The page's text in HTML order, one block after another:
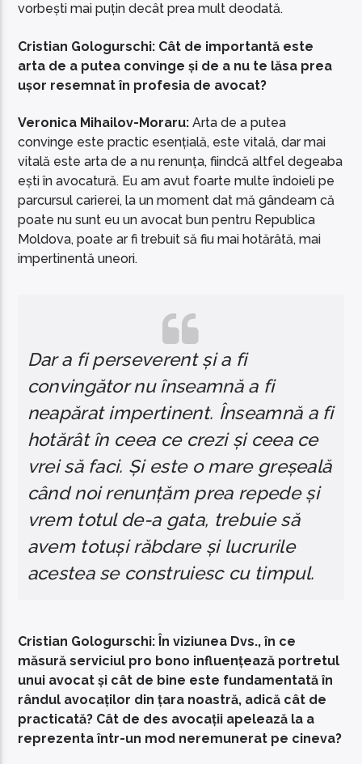
vorbești mai puțin decât prea mult deodată.
Cristian Gologurschi: Cât de importantă este
arta de a putea convinge și de a nu te lăsa prea
ușor resemnat în profesia de avocat?
Veronica Mihailov-Moraru:Arta de a putea
convinge este practic esențială, este vitală, dar mai
vitală este arta de a nu renunța, fiindcă altfel degeaba
ești în avocatură. Eu am avut foarte multe îndoieli pe
parcursul carierei, la un moment dat mă gândeam că
poate nu sunt eu un avocat bun pentru Republica
Moldova, poate ar fi trebuit să fiu mai hotărâtă, mai
impertinentă uneori.
Dar a fi perseverent și a fi
convingător nu înseamnă a fi
neapărat impertinent. Înseamnă a fi
hotărât în ceea ce crezi și ceea ce
vrei să faci. Și este o mare greșeală
când noi renunțăm prea repede și
vrem totul de-a gata, trebuie să
avem totuși răbdare și lucrurile
acestea se construiesc cu timpul.
Cristian Gologurschi: În viziunea Dvs., în ce
măsură serviciul pro bono influențează portretul
unui avocat și cât de bine este fundamentată în
rândul avocaților din țara noastră, adică cât de
practicată? Cât de des avocații apelează la a
reprezenta într-un mod neremunerat pe cineva?